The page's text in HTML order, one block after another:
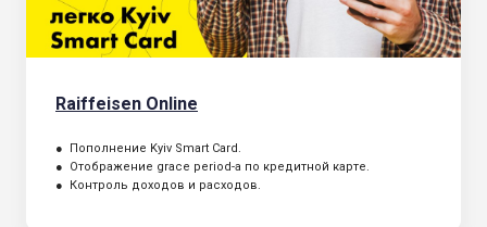
Raiffeisen Online
● Пополнение Kyiv Smart Card.
● Отображение grace period-а по кредитной карте.
● Контроль доходов и расходов.